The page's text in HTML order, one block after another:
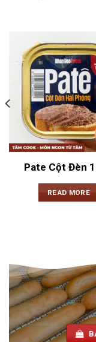
Pate Cột Đèn
READ MORE